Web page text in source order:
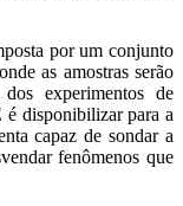
por um conjunto
as amostras serão
dos experimentos de
disponibilizar para a
capaz de sondar a
fenômenos que